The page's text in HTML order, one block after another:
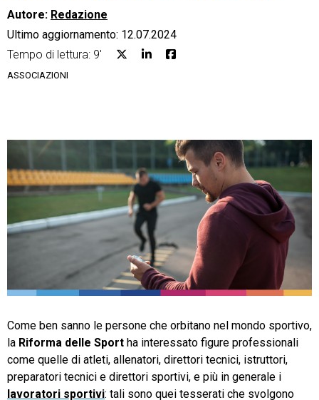
Email Marketing
Fatturazione
Financial Solutions
HR
TeamSystem Store
Autore: Redazione
Ultimo aggiornamento: 12.07.2024
Tempo di lettura: 9'
ASSOCIAZIONI
Come ben sanno le persone che orbitano nel mondo sportivo,
la Riforma delle Sport ha interessato figure professionali
come quelle di atleti, allenatori, direttori tecnici, istruttori,
preparatori tecnici e direttori sportivi, e più in generale i
lavoratori sportivi: tali sono quei tesserati che svolgono